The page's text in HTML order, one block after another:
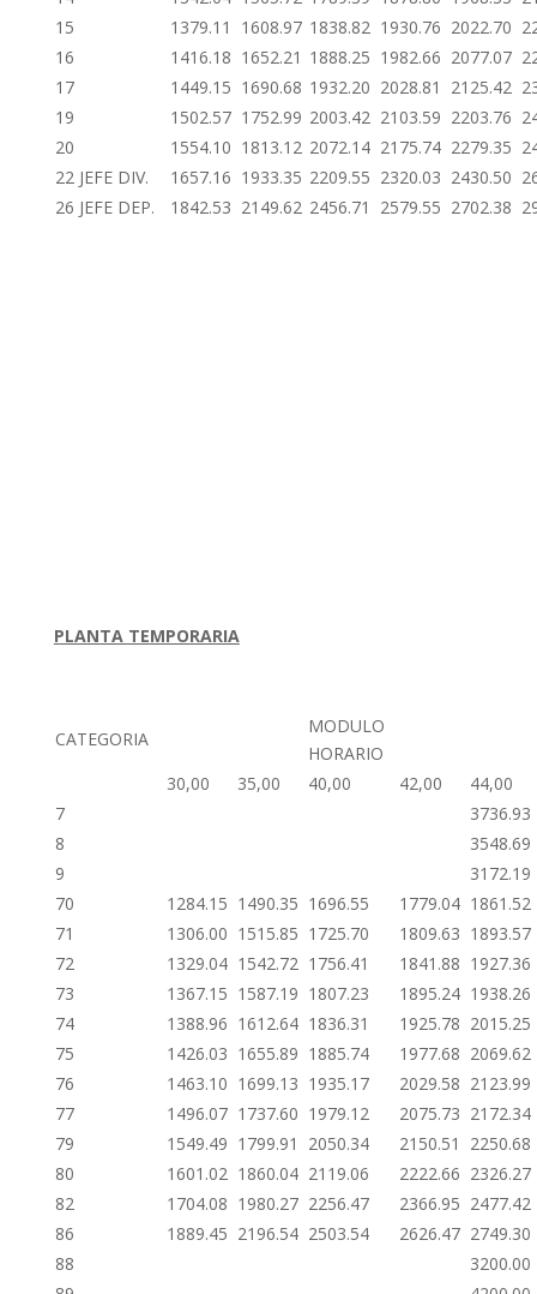
15
1379.11 1608.97 1838.82 1930.76 2022.70
16
1416.18 1652.21 1888.25 1982.66 2077.07
17
1449.15 1690.68 1932.20 2028.81 2125.42
19
1502.57 1752.99 2003.42 2103.59 2203.76
20
1554.10 1813.12 2072.14 2175.74 2279.35
22 JEFE DIV.
1657.16 1933.35 2209.55 2320.03 2430.50
26 JEFE DEP.
1842.53 2149.62 2456.71 2579.55 2702.38
PLANTA TEMPORARIA
CATEGORIA
MODULO
HORARIO
30,00
35,00 40,00 42,00
44,00
7
3736.93
8
3548.69
9
3172.19
70
1284.15 1490.35 1696.55 1779.04 1861.52
71
1306.00 1515.85 1725.70 1809.63 1893.57
72
1329.04 1542.72 1756.41 1841.88 1927.36
73
1367.15 1587.19 1807.23 1895.24 1938.26
74
1388.96 1612.64 1836.31 1925.78 2015.25
75
1426.03 1655.89 1885.74 1977.68 2069.62
76
1463.10 1699.13 1935.17 2029.58 2123.99
77
1496.07 1737.60 1979.12 2075.73 2172.34
79
1549.49 1799.91 2050.34 2150.51
2250.68
80
1601.02 1860.04 2119.06 2222.66 2326.27
82
1704.08 1980.27 2256.47 2366.95 2477.42
86
1889.45 2196.54 2503.54 2626.47 2749.30
88
3200.00